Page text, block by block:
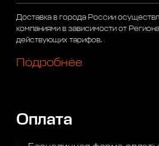
Доставка в города России
компаниями в зависимости от
действующих тарифов.
Подробнее
Оплата